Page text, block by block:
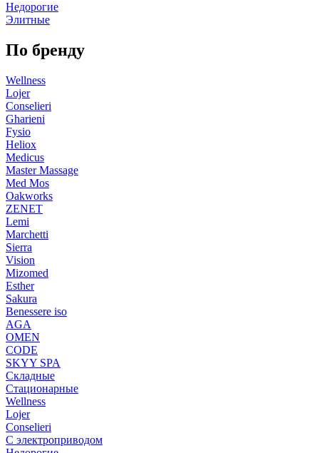
Недорогие
Элитные
По бренду
Wellness
Lojer
Conselieri
Gharieni
Fysio
Heliox
Medicus
Master Massage
Med Mos
Oakworks
ZENET
Lemi
Marchetti
Sierra
Vision
Mizomed
Esther
Sakura
Benessere iso
AGA
OMEN
CODE
SKYY SPA
Складные
Стационарные
Wellness
Lojer
Conselieri
С электроприводом